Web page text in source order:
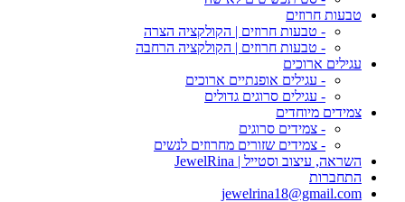
טבעות חרוזים
- טבעות חרוזים | הקולקציה הצרה
- טבעות חרוזים | הקולקציה הרחבה
עגילים ארוכים
- עגילים אופנתיים ארוכים
- עגילים סרוגים גדולים
צמידים מיוחדים
- צמידים סרוגים
- צמידים שזורים מחרוזים לנשים
השראה, עיצוב וסטייל | JewelRina
התחברות
jewelrina18@gmail.com